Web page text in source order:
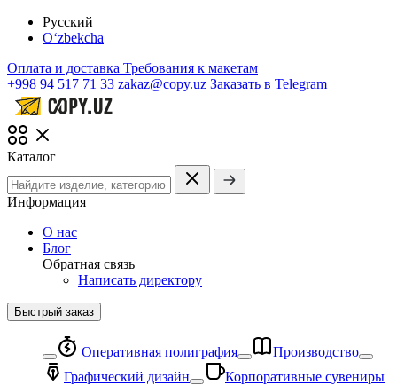
Русский
O‘zbekcha
Оплата и доставка Требования к макетам
+998 94 517 71 33 zakaz@copy.uz Заказать в Telegram
Каталог
Информация
О нас
Блог
Обратная связь
Написать директору
Быстрый заказ
Оперативная полиграфия
Производство
Графический дизайн
Корпоративные сувениры